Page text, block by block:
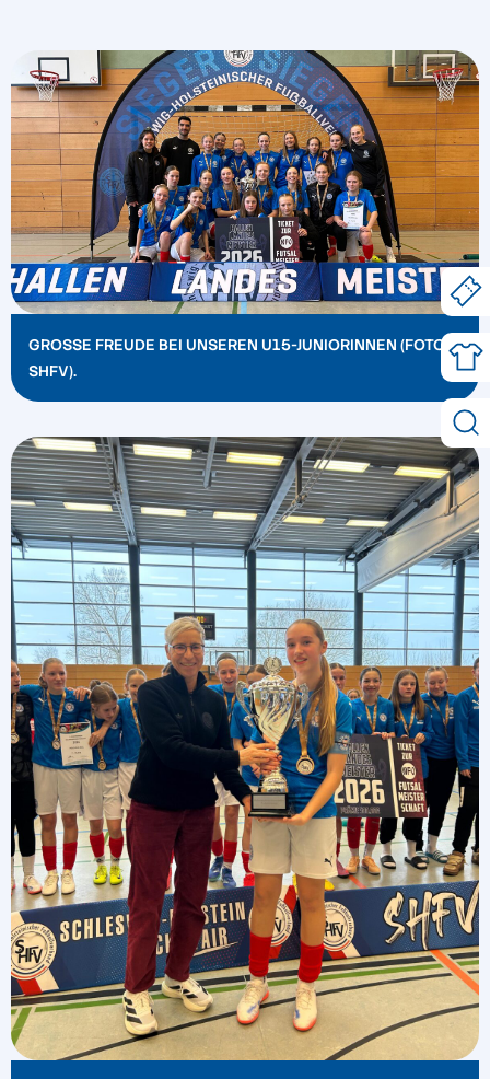
GROSSE FREUDE BEI UNSEREN U15-JUNIORINNEN (FOTO: S
HFV).